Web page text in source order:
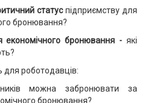
статуспідприємству для
бронювання?
економічного бронювання -які
для роботодавців:
можна забронювати за
бронювання?